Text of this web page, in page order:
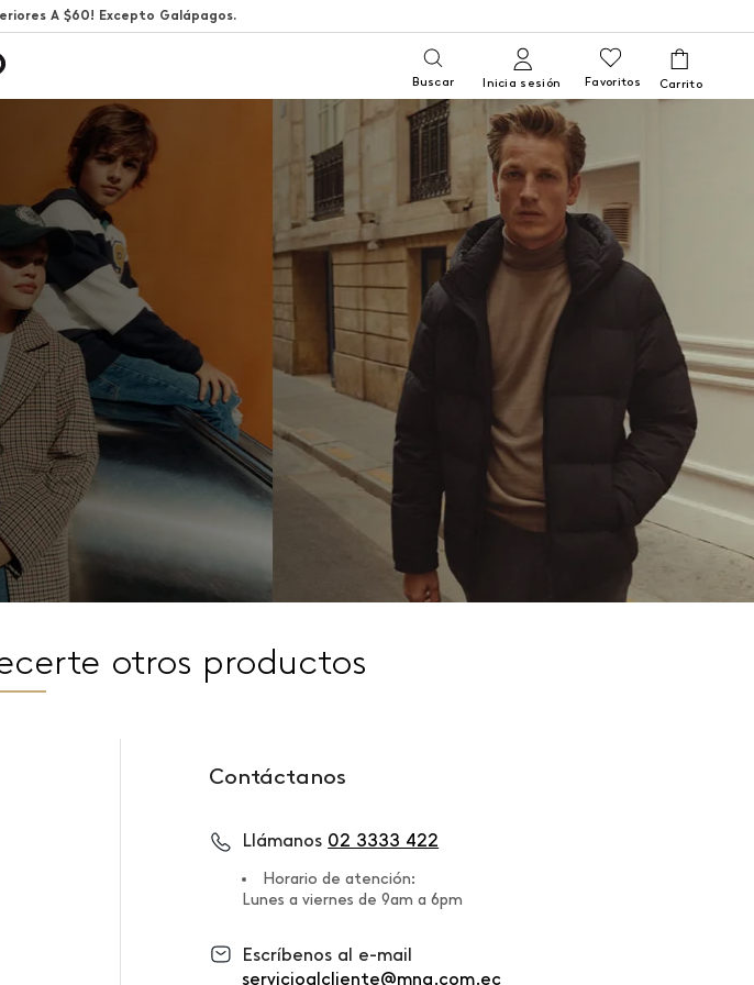
A $60! Excepto Galápagos.
Buscar Inicia sesión Favoritos
otros productos
Contáctanos
Llámanos 02 3333 422
Horario de atención:
Lunes a viernes de 9am a 6pm
Escríbenos al e-mail
servicioalcliente@mng.com.ec